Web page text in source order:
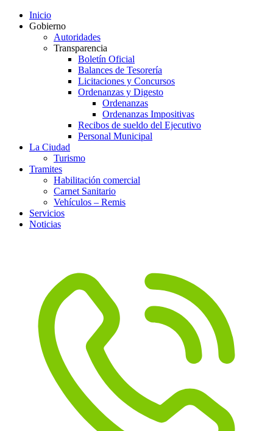
Inicio
Gobierno
Autoridades
Transparencia
Boletín Oficial
Balances de Tesorería
Licitaciones y Concursos
Ordenanzas y Digesto
Ordenanzas
Ordenanzas Impositivas
Recibos de sueldo del Ejecutivo
Personal Municipal
La Ciudad
Turismo
Tramites
Habilitación comercial
Carnet Sanitario
Vehículos – Remis
Servicios
Noticias